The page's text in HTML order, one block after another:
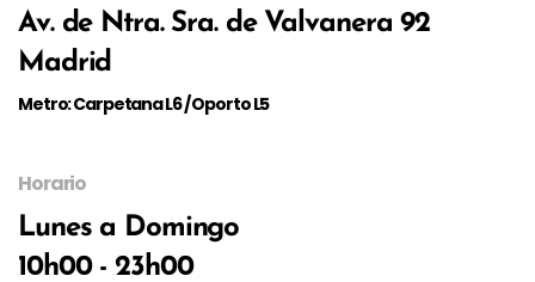
Av. de Ntra. Sra. de Valvanera 92
Madrid
Metro: Carpetana L6 / Oporto L5
Horario
Lunes a Domingo
10h00 - 23h00